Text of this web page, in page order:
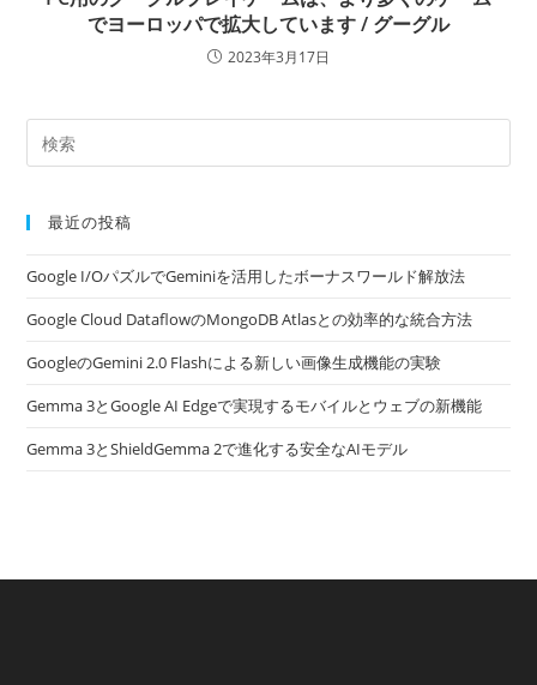
でヨーロッパで拡大しています / グーグル
2023年3月17日
最近の投稿
Google I/OパズルでGeminiを活用したボーナスワールド解放法
Google Cloud DataflowのMongoDB Atlasとの効率的な統合方法
GoogleのGemini 2.0 Flashによる新しい画像生成機能の実験
Gemma 3とGoogle AI Edgeで実現するモバイルとウェブの新機能
Gemma 3とShieldGemma 2で進化する安全なAIモデル